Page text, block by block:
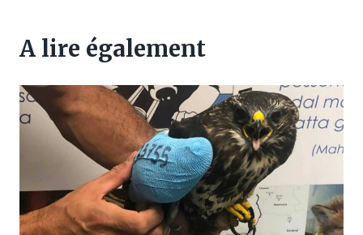
A lire également